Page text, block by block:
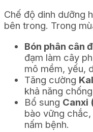
Chế độ dinh dưỡng
bên trong. Trong
Bón phân cân
đạm làm cây
mô mềm, yếu,
Tăng cường
khả năng
Bổ sung Canxi
bào vững
nấm bệnh.